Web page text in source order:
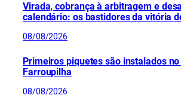
Virada, cobrança à arbitragem e
calendário: os bastidores da vitória
08/08/2026
Primeiros piquetes são instalados
Farroupilha
08/08/2026